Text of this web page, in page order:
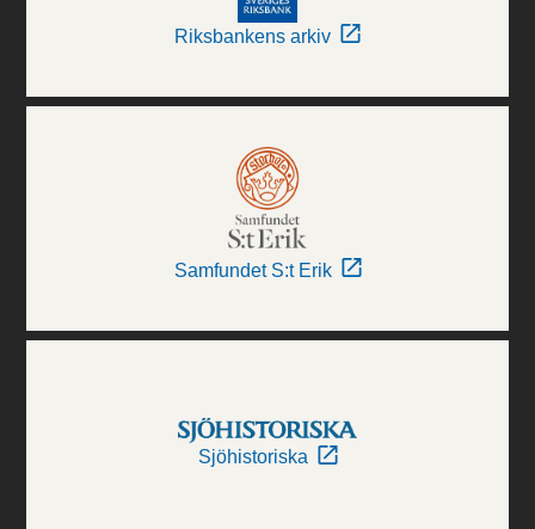
Riksbankens arkiv
Samfundet S:t Erik
Sjöhistoriska